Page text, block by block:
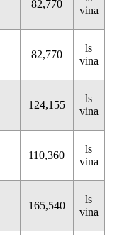
82,770
vina
82,770
ls
vina
124,155
ls
vina
110,360
ls
vina
165,540
ls
vina